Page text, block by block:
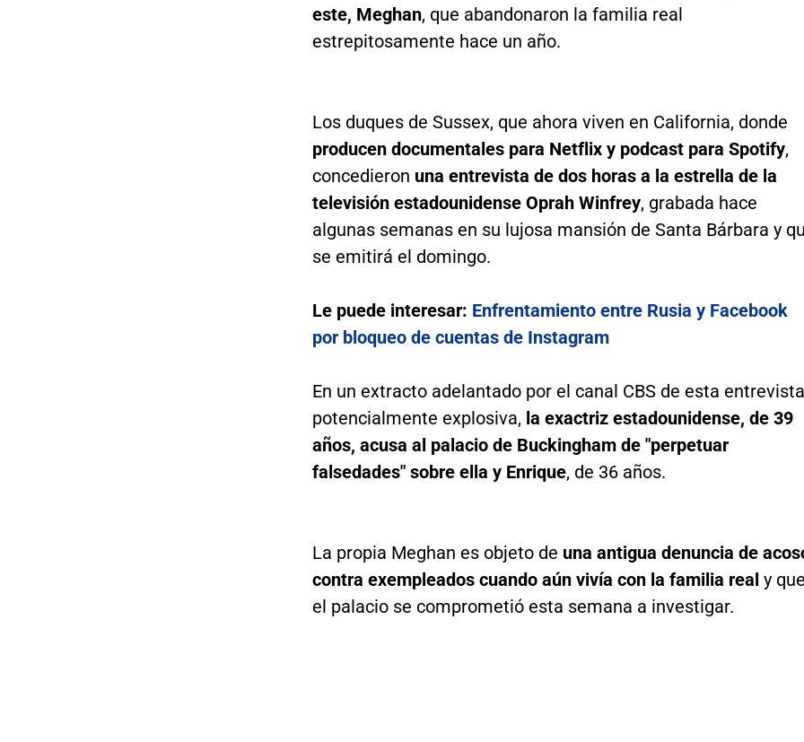
este, Meghan, que abandonaron la familia real
estrepitosamente hace un año.
Los duques de Sussex, que ahora viven en California, donde
producen documentales para Netflix y podcast para Spotify,
concedieron una entrevista de dos horas a la estrella de la
televisión estadounidense Oprah Winfrey, grabada hace
algunas semanas en su lujosa mansión de Santa Bárbara y
se emitirá el domingo.
Le puede interesar: Enfrentamiento entre Rusia y Facebook
por bloqueo de cuentas de Instagram
En un extracto adelantado por el canal CBS de esta entrevista
potencialmente explosiva, la exactriz estadounidense, de 39
años, acusa al palacio de Buckingham de "perpetuar
falsedades" sobre ella y Enrique, de 36 años.
La propia Meghan es objeto de una antigua denuncia de
contra exempleados cuando aún vivía con la familia real y
el palacio se comprometió esta semana a investigar.